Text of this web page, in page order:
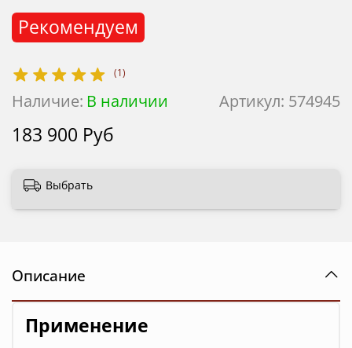
(1)
Артикул: 574945
Наличие: В наличии
Рекомендуем
183 900 Руб
Выбрать
Описание
Применение